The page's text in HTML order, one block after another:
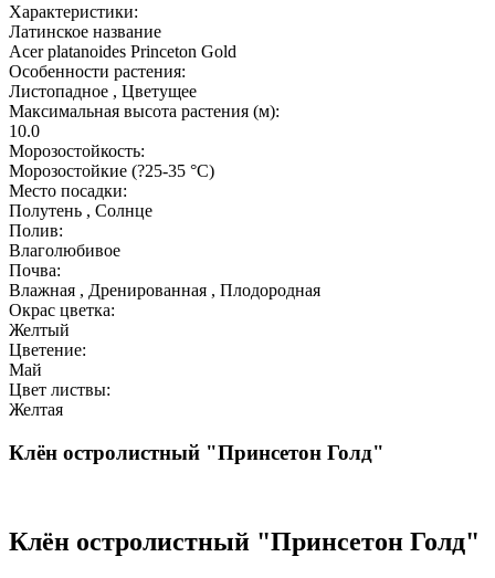
Характеристики:
Латинское название
Acer platanoides Princeton Gold
Особенности растения:
Листопадное , Цветущее
Максимальная высота растения (м):
10.0
Морозостойкость:
Морозостойкие (?25-35 °С)
Место посадки:
Полутень , Солнце
Полив:
Влаголюбивое
Почва:
Влажная , Дренированная , Плодородная
Окрас цветка:
Желтый
Цветение:
Май
Цвет листвы:
Желтая
Клён остролистный "Принсетон Голд"
Клён остролистный "Принсетон Голд"